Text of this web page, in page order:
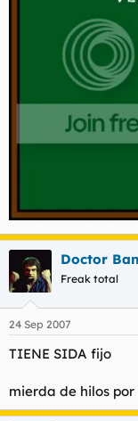
Doctor
Freak total
24 Sep 2007
TIENE SIDA fijo
mierda de hilos por